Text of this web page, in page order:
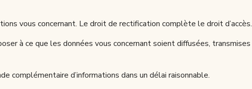
vous concernant. Le droit de rectification complète le droit d’accès.
à ce que les données vous concernant soient diffusées, transmises
complémentaire d’informations dans un délai raisonnable.